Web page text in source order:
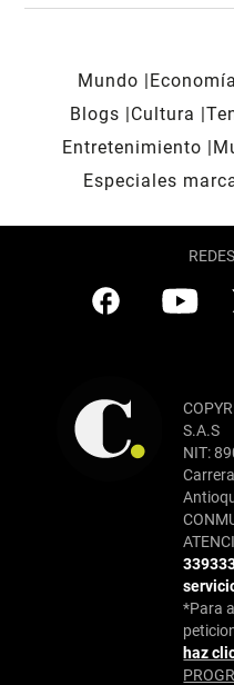
Mundo Economía
Blogs
Cultura
Entretenimiento
Especiales
S.A.S
NIT:
*Para
haz